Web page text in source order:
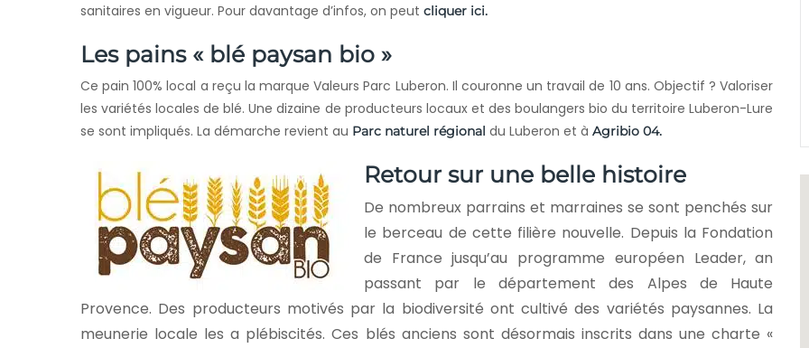
sanitaires en vigueur. Pour davantage d’infos, on peut cliquer ici.
Les pains « blé paysan bio »
Ce pain 100% local a reçu la marque Valeurs Parc Luberon. Il couronne un travail de 10 ans. Objectif ? Valoriser
les variétés locales de blé. Une dizaine de producteurs locaux et des boulangers bio du territoire Luberon-Lure
se sont impliqués. La démarche revient au Parc naturel régional du Luberon et à Agribio 04.
Retour sur une belle histoire
De nombreux parrains et marraines se sont penchés sur
le berceau de cette filière nouvelle. Depuis la Fondation
de France jusqu’au programme européen Leader, an
passant par le département des Alpes de Haute
Provence. Des producteurs motivés par la biodiversité ont cultivé des variétés paysannes. La
meunerie locale les a plébiscités. Ces blés anciens sont désormais inscrits dans une charte «